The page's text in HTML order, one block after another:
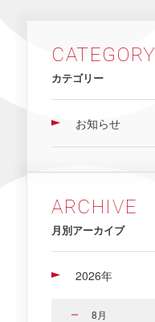
CATEGORY
カテゴリー
お知らせ
ARCHIVE
月別アーカイブ
2026年
8月